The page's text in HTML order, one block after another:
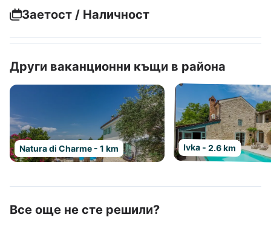
Заетост / Наличност
Други ваканционни къщи в района
Natura di Charme - 1 km Ivka - 2.6 km
Все още не сте решили?